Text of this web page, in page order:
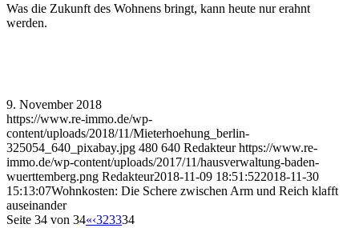
Was die Zukunft des Wohnens bringt, kann heute nur erahnt
werden.
9. November 2018
https://www.re-immo.de/wp-
content/uploads/2018/11/Mieterhoehung_berlin-
325054_640_pixabay.jpg 480 640 Redakteur https://www.re-
immo.de/wp-content/uploads/2017/11/hausverwaltung-baden-
wuerttemberg.png Redakteur2018-11-09 18:51:522018-11-30
15:13:07Wohnkosten: Die Schere zwischen Arm und Reich klafft
auseinander
Seite 34 von 34«‹323334